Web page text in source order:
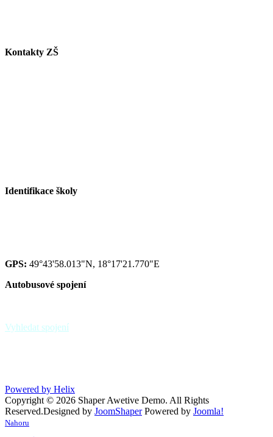
Kontakty ZŠ
Identifikace školy
GPS: 49°43'58.013"N, 18°17'21.770"E
Autobusové spojení
Vyhledat spojení
Powered by Helix
Copyright © 2026 Shaper Awetive Demo. All Rights
Reserved.Designed by JoomShaper Powered by Joomla!
Nahoru